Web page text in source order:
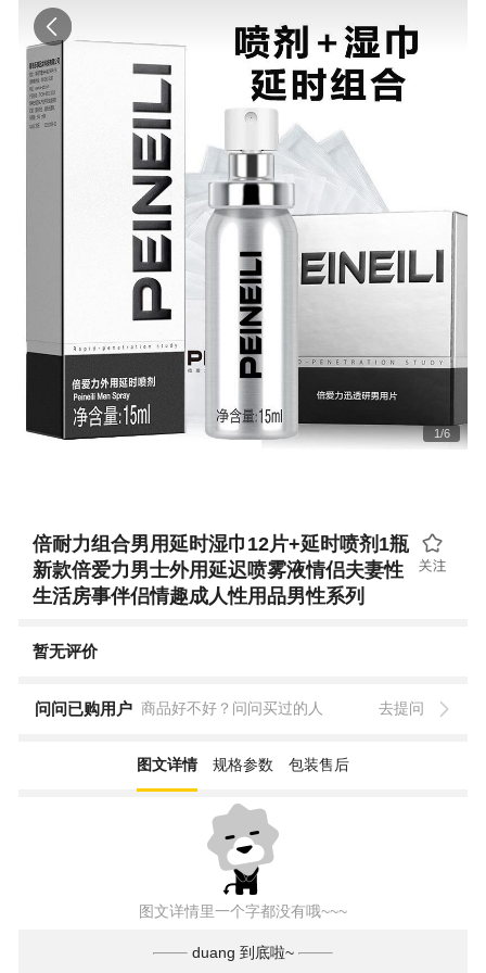
1/6
倍耐力组合男用延时湿巾12片+延时喷剂1瓶
新款倍爱力男士外用延迟喷雾液情侣夫妻性
生活房事伴侣情趣成人性用品男性系列
暂无评价
问问已购用户 商品好不好？问问买过的人 去提问
图文详情 规格参数 包装售后
图文详情里一个字都没有哦~~~
duang 到底啦~